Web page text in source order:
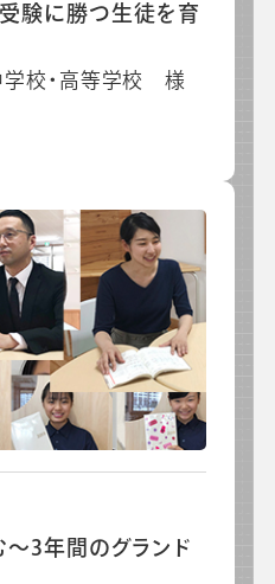
験に勝つ生徒を育
学校・高等学校 様
3年間のグランド